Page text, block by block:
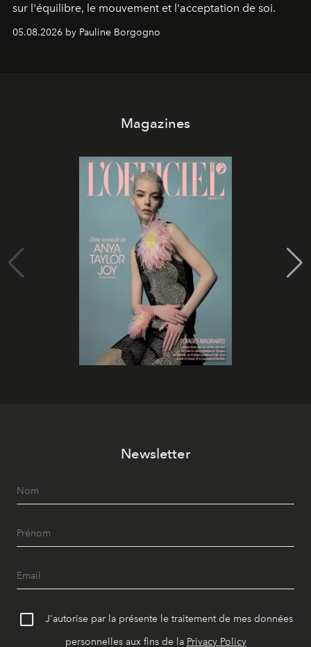
sur l'équilibre, le mouvement et l'acceptation de soi.
05.08.2026 by Pauline Borgogno
Magazines
Newsletter
J'autorise par la présente le traitement de mes données
personnelles aux fins de la Privacy Policy